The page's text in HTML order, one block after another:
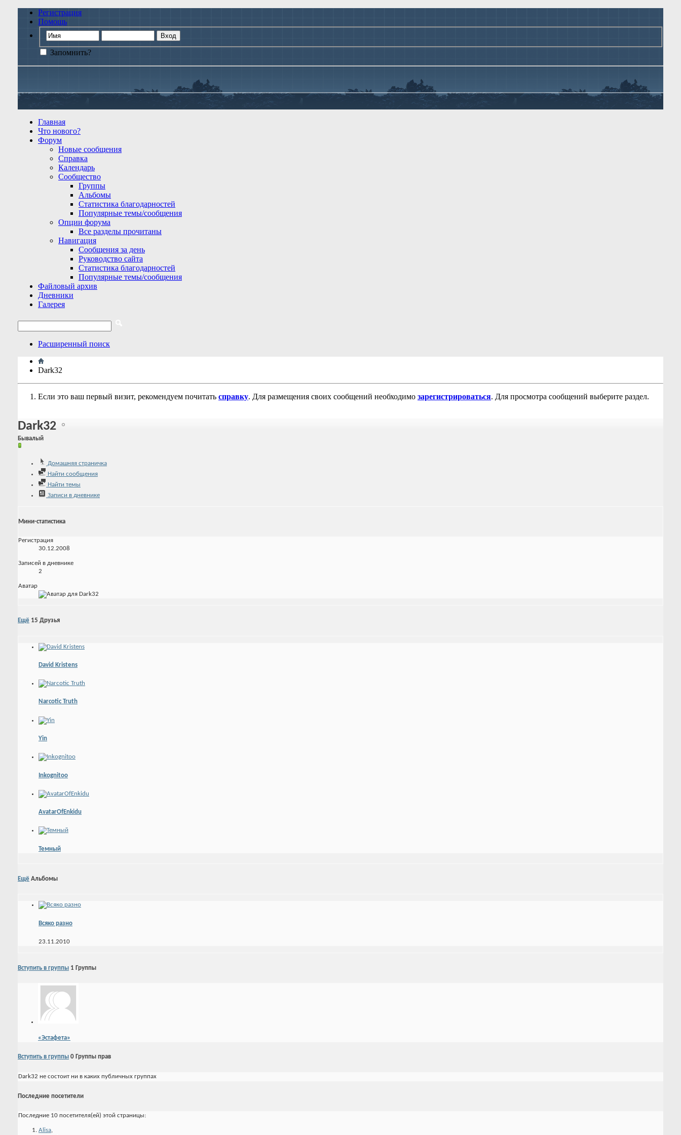
Регистрация
Помощь
Запомнить?
Главная
Что нового?
Форум
Новые сообщения
Справка
Календарь
Сообщество
Группы
Альбомы
Статистика благодарностей
Популярные темы/сообщения
Опции форума
Все разделы прочитаны
Навигация
Сообщения за день
Руководство сайта
Статистика благодарностей
Популярные темы/сообщения
Файловый архив
Дневники
Галерея
Расширенный поиск
Dark32
Если это ваш первый визит, рекомендуем почитать справку. Для размещения своих сообщений необходимо зарегистрироваться. Для просмотра сообщений выберите раздел.
Dark32
Бывалый
Домашняя страничка
Найти сообщения
Найти темы
Записи в дневнике
Мини-статистика
Регистрация
30.12.2008
Записей в дневнике
2
Аватар
Ещё 15 Друзья
David Kristens
Narcotic Truth
Yin
Inkognitoo
AvatarOfEnkidu
Темный
Ещё Альбомы
Всяко разно
23.11.2010
Вступить в группы 1 Группы
«Эстафета»
Вступить в группы 0 Группы прав
Dark32 не состоит ни в каких публичных группах
Последние посетители
Последние 10 посетителя(ей) этой страницы:
Alisa,